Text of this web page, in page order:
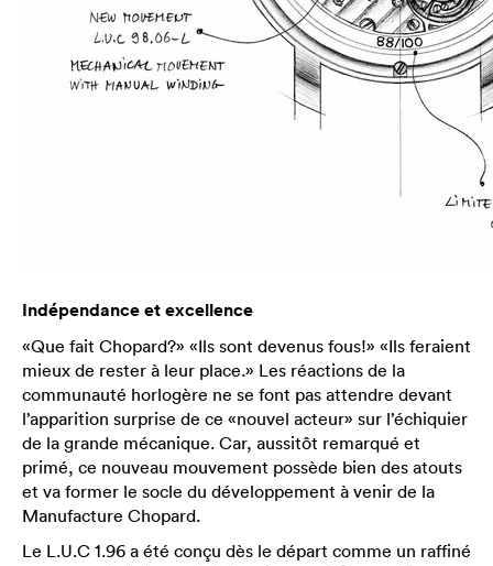
Indépendance et excellence
«Que fait Chopard?» «Ils sont devenus fous!» «Ils feraient
mieux de rester à leur place.» Les réactions de la
communauté horlogère ne se font pas attendre devant
l’apparition surprise de ce «nouvel acteur» sur l’échiquier
de la grande mécanique. Car, aussitôt remarqué et
primé, ce nouveau mouvement possède bien des atouts
et va former le socle du développement à venir de la
Manufacture Chopard.
Le L.U.C 1.96 a été conçu dès le départ comme un raffiné